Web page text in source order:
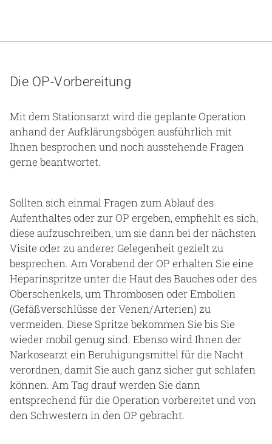
Die OP-Vorbereitung
Mit dem Stationsarzt wird die geplante Operation
anhand der Aufklärungsbögen ausführlich mit
Ihnen besprochen und noch ausstehende Fragen
gerne beantwortet.
Sollten sich einmal Fragen zum Ablauf des
Aufenthaltes oder zur OP ergeben, empfiehlt es sich,
diese aufzuschreiben, um sie dann bei der nächsten
Visite oder zu anderer Gelegenheit gezielt zu
besprechen. Am Vorabend der OP erhalten Sie eine
Heparinspritze unter die Haut des Bauches oder des
Oberschenkels, um Thrombosen oder Embolien
(Gefäßverschlüsse der Venen/Arterien) zu
vermeiden. Diese Spritze bekommen Sie bis Sie
wieder mobil genug sind. Ebenso wird Ihnen der
Narkosearzt ein Beruhigungsmittel für die Nacht
verordnen, damit Sie auch ganz sicher gut schlafen
können. Am Tag drauf werden Sie dann
entsprechend für die Operation vorbereitet und von
den Schwestern in den OP gebracht.